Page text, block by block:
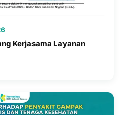
Kerjasama Layanan